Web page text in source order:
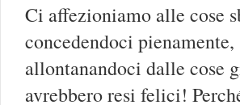
Ci affezioniamo alle cose
concedendoci pienamente,
allontanandoci dalle cose
avrebbero resi felici!